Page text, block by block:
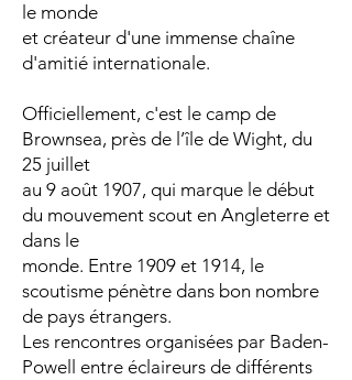
le monde
et créateur d'une immense chaîne
d'amitié internationale.
Officiellement, c'est le camp de
Brownsea, près de l’île de Wight, du
25 juillet
au 9 août 1907, qui marque le début
du mouvement scout en Angleterre et
dans le
monde. Entre 1909 et 1914, le
scoutisme pénètre dans bon nombre
de pays étrangers.
Les rencontres organisées par Baden-
Powell entre éclaireurs de différents